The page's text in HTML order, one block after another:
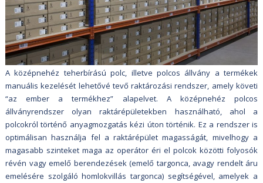
A középnehéz teherbírású polc, illetve polcos állvány a termékek
manuális kezelését lehetővé tevő raktározási rendszer, amely követi
“az ember a termékhez” alapelvet. A középnehéz polcos
állványrendszer olyan raktárépületekben használható, ahol a
polcokról történő anyagmozgatás kézi úton történik. Ez a rendszer is
optimálisan használja fel a raktárépület magasságát, mivelhogy a
magasabb szinteket maga az operátor éri el polcok közötti folyosók
révén vagy emelő berendezések (emelő targonca, avagy rendelt áru
emelésére szolgáló homlokvillás targonca) segítségével, amelyek a